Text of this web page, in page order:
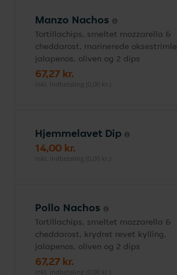
Manzo Nachos
Tortillachips, smeltet mozzarella &
cheddarost, marinerede
jalapenos, oliven og 2 dips
67,27 kr.
inkl. indbetaling (0,00 kr.)
Hjemmelavet Dip
14,00 kr.
inkl. indbetaling (0,00 kr.)
Pollo Nachos
Tortillachips, smeltet mozzarella &
cheddarost, krydret revet kylling,
jalapenos, oliven og 2 dips
67,27 kr.
inkl. indbetaling (0,00 kr.)